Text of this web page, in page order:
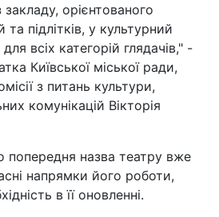
орієнтованого
підлітків, у культурний
всіх категорій глядачів," -
Київської міської ради,
з питань культури,
комунікацій Вікторія
попередня назва театру вже
напрямки його роботи,
в її оновленні.